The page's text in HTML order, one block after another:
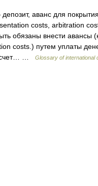
аванс для
costs, arbitration
обязаны внести авансы
costs.) путем уплаты
счет… …
Glossary of international